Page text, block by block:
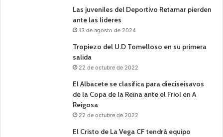
Las juveniles del Deportivo Retamar pierden
ante las líderes
13 de agosto de 2024
Tropiezo del U.D Tomelloso en su primera
salida
22 de octubre de 2022
El Albacete se clasifica para dieciseisavos
de la Copa de la Reina ante el Friol en A
Reigosa
22 de octubre de 2022
El Cristo de La Vega CF tendrá equipo